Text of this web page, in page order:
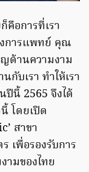
คือการที่เรา
การแพทย์ คุณ
ด้านความงาม
บเรา ทำให้เรา
ปีนี้ 2565 จึงได้
โดยเปิด
สาขา
เพื่อรองรับการ
ามของไทย